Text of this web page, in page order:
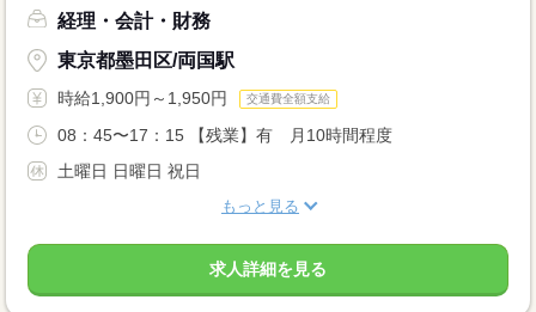
経理・会計・財務
東京都墨田区/両国駅
時給1,900円～1,950円 交通費全額支給
08：45〜17：15 【残業】有 月10時間程度
土曜日 日曜日 祝日
もっと見る
求人詳細を見る